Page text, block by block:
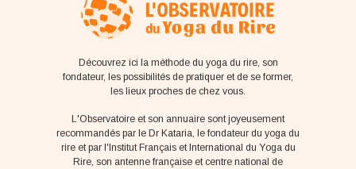
Découvrez ici la méthode du yoga du rire, son
fondateur, les possibilités de pratiquer et de se former,
les lieux proches de chez vous.
L'Observatoire et son annuaire sont joyeusement
recommandés par le Dr Kataria, le fondateur du yoga du
rire et par l'Institut Français et International du Yoga du
Rire, son antenne française et centre national de